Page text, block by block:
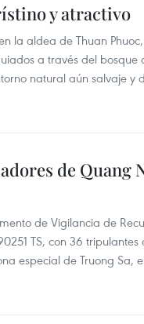
y atractivo
la aldea de Thuan
a través del
natural aún salvaje y
de Quang
de Vigilancia de
TS, con 36
especial de Truong Sa,